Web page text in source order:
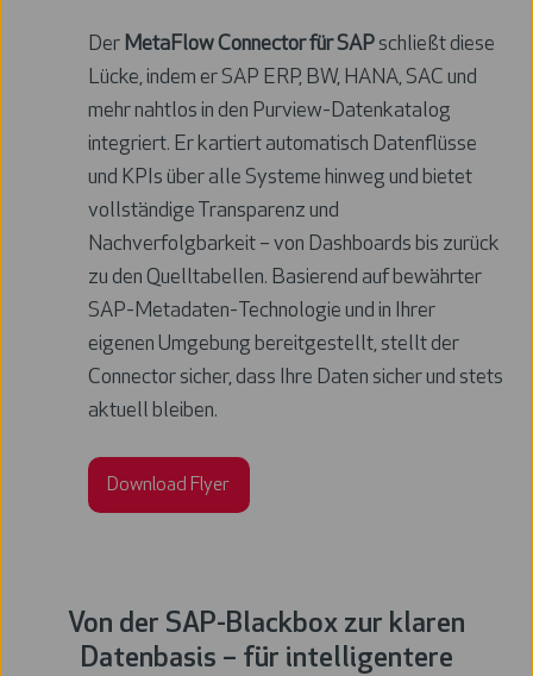
Der MetaFlow Connector für SAP schließt diese
Lücke, indem er SAP ERP, BW, HANA, SAC und
mehr nahtlos in den Purview-Datenkatalog
integriert. Er kartiert automatisch Datenflüsse
und KPIs über alle Systeme hinweg und bietet
vollständige Transparenz und
Nachverfolgbarkeit – von Dashboards bis zurück
zu den Quelltabellen. Basierend auf bewährter
SAP-Metadaten-Technologie und in Ihrer
eigenen Umgebung bereitgestellt, stellt der
Connector sicher, dass Ihre Daten sicher und stets
aktuell bleiben.
Download Flyer
Von der SAP-Blackbox zur klaren
Datenbasis – für intelligentere